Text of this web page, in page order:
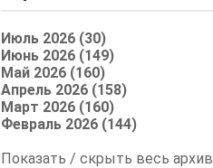
Июль 2026 (30)
Июнь 2026 (149)
Май 2026 (160)
Апрель 2026 (158)
Март 2026 (160)
Февраль 2026 (144)
Показать / скрыть весь архив